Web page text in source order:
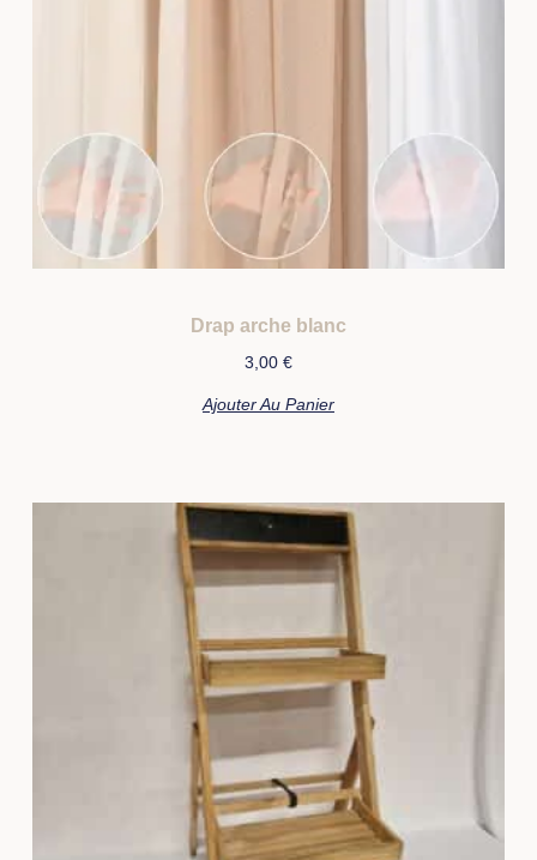
Drap arche blanc
3,00 €
Ajouter Au Panier